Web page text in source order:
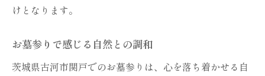
お墓参りを通して家族の絆を深める
四季折々の古河市関戸の風景がお墓参りを彩る
春の桜がもたらす新たな始まり
けとなります。
お墓参りで感じる自然との調和
茨城県古河市関戸でのお墓参りは、心を落ち着かせる自